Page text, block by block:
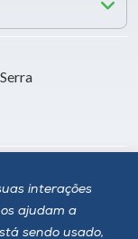
interações
ajudam a
sendo usado,